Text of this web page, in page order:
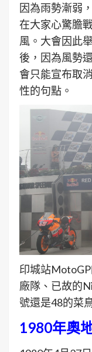
因為雨勢漸弱
在大家心驚膽
風。大會因此
後，因為風勢
會只能宣布取
性的句點。
印城站
廠隊、已故的
號還是48的菜
1980年奧